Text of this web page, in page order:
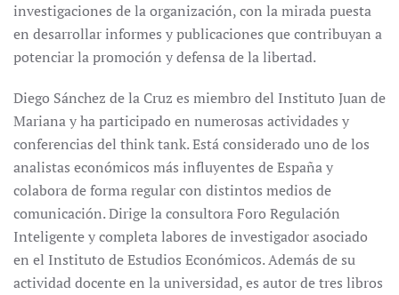
investigaciones de la organización, con la mirada puesta
en desarrollar informes y publicaciones que contribuyan a
potenciar la promoción y defensa de la libertad.
Diego Sánchez de la Cruz es miembro del Instituto Juan de
Mariana y ha participado en numerosas actividades y
conferencias del think tank. Está considerado uno de los
analistas económicos más influyentes de España y
colabora de forma regular con distintos medios de
comunicación. Dirige la consultora Foro Regulación
Inteligente y completa labores de investigador asociado
en el Instituto de Estudios Económicos. Además de su
actividad docente en la universidad, es autor de tres libros